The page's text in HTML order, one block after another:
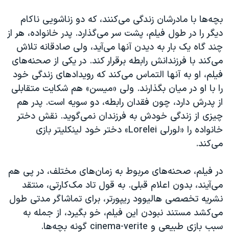
بچه‌ها با مادرشان زندگی می‌کنند، که دو زناشویی ناکام
دیگر را در طول فیلم، پشت سر می‌گذارد. پدر خانواده، هر از
چند گاه یک بار به دیدن آنها می‌آید، ولی صادقانه تلاش
می‌کند با فرزندانش رابطه برقرار کند. در یکی از صحنه‌های
فیلم، او به آنها التماس می‌کند که رویدادهای زندگی خود
را با او در میان بگذارند. ولی «میسن» هم شکایت متقابلی
از پدرش دارد، چون فقدان رابطه، دو سویه است. پدر هم
چیزی از زندگی خودش به فرزندان نمی‌گوید. نقش دختر
خانواده را «لورلی Lorelei» دختر خود لینکلیتر بازی
می‌کند.
در فیلم، صحنه‌های مربوط به زمان‌های مختلف، در پی هم
می‌آیند، بدون اعلام قبلی. به قول تاد مک‌کارتی، منتقد
نشریه تخصصی هالیوود ریپورتر، برای تماشاگر مدتی طول
می‌کشد مستند نبودن این فیلم، خو بگیرد، از جمله به
سبب بازی طبیعی و cinema-verite گونه بچه‌ها.